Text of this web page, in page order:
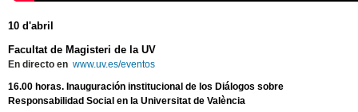
10 d'abril
Facultat de Magisteri de la UV
En directo en www.uv.es/eventos
16.00 horas. Inauguración institucional de los Diálogos sobre
Responsabilidad Social en la Universitat de València